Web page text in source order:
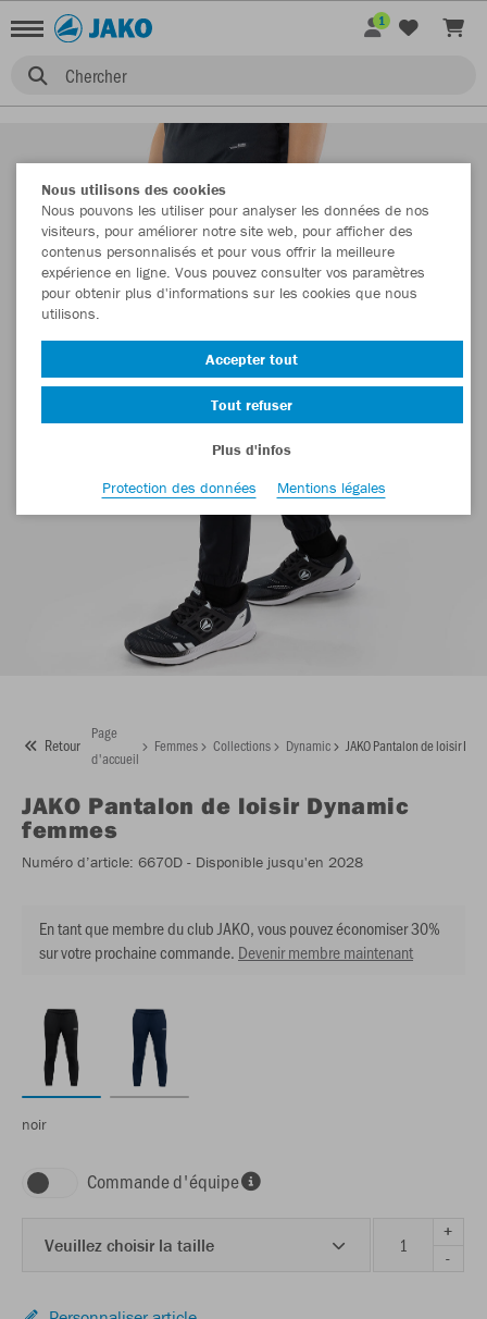
Chercher
1
Retour
Page
d'accueil
Femmes Collections Dynamic JAKO Pantalon de loisir
JAKO Pantalon de loisir Dynamic
femmes
Numéro d’article: 6670D - Disponible jusqu'en 2028
En tant que membre du club JAKO, vous pouvez économiser 30%
sur votre prochaine commande. Devenir membre maintenant
noir
Commande d'équipe
Veuillez choisir la taille
+
-
Nous utilisons des cookies
Nous pouvons les utiliser pour analyser les données de nos
visiteurs, pour améliorer notre site web, pour afficher des
contenus personnalisés et pour vous offrir la meilleure
expérience en ligne. Vous pouvez consulter vos paramètres
pour obtenir plus d'informations sur les cookies que nous
utilisons.
Accepter tout
Tout refuser
Plus d'infos
Protection des données
Mentions légales